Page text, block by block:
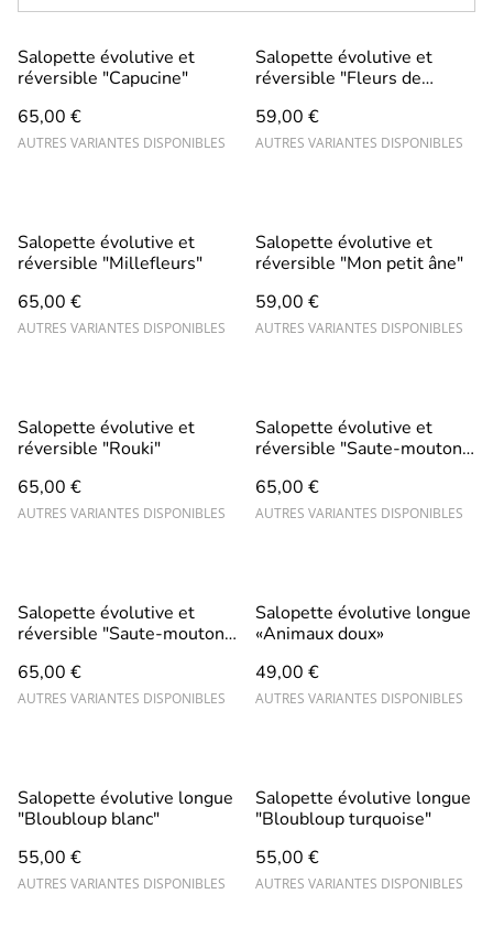
Salopette évolutive et
réversible "Capucine"
65,00 €
AUTRES VARIANTES DISPONIBLES
Salopette évolutive et
réversible "Fleurs de
59,00 €
AUTRES VARIANTES DISPONIBLES
Salopette évolutive et
réversible "Millefleurs"
65,00 €
AUTRES VARIANTES DISPONIBLES
Salopette évolutive et
réversible "Mon petit âne"
59,00 €
AUTRES VARIANTES DISPONIBLES
Salopette évolutive et
réversible "Rouki"
65,00 €
AUTRES VARIANTES DISPONIBLES
Salopette évolutive et
réversible "Saute-mouton"
65,00 €
AUTRES VARIANTES DISPONIBLES
Salopette évolutive et
réversible "Saute-mouton"
65,00 €
AUTRES VARIANTES DISPONIBLES
Salopette évolutive longue
«Animaux doux»
49,00 €
AUTRES VARIANTES DISPONIBLES
Salopette évolutive longue
"Bloubloup blanc"
55,00 €
AUTRES VARIANTES DISPONIBLES
Salopette évolutive longue
"Bloubloup turquoise"
55,00 €
AUTRES VARIANTES DISPONIBLES